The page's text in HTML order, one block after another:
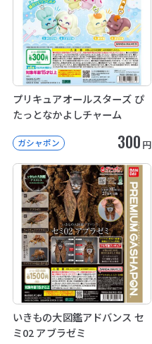
プリキュアオールスターズ ぴ
たっとなかよしチャーム
ガシャポン 300 円
いきもの大図鑑アドバンス セ
ミ02 アブラゼミ